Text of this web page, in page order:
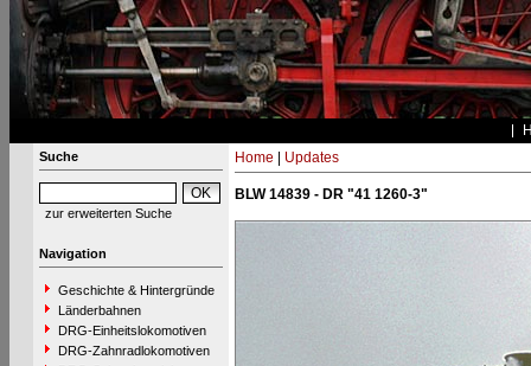
Suche
zur erweiterten Suche
Navigation
Geschichte & Hintergründe
Länderbahnen
DRG-Einheitslokomotiven
DRG-Zahnradlokomotiven
Home Updates
BLW 14839 - DR "41 1260-3"